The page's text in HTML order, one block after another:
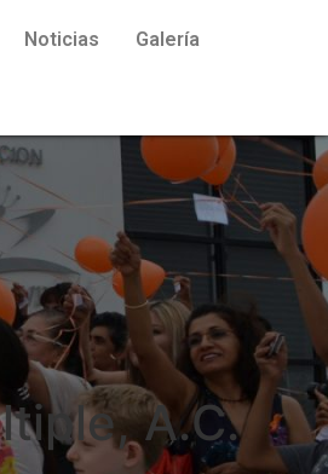
Noticias Galería
A.C.